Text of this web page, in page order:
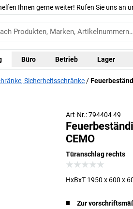
Ihnen gerne weiter! Rufen Sie uns an
Büro Betrieb Lager
Sicherheitsschränke
Art-Nr.: 794404 49
CEMO
Türanschlag rechts
HxBxT 1950 x 600 x
Zur